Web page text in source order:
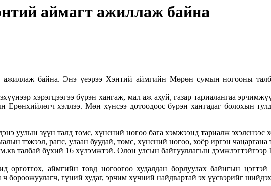
аймагт ажиллаж байна
байна. Энэ үеэрээ Хэнтий аймгийн Мөрөн сумын ногооны
хэрэгцээгээ бүрэн хангаж, мал аж ахуй, газар тариалангаа
хэллээ. Мөн хүнсээ дотоодоос бүрэн хангадаг болохын
уулын зүүн талд төмс, хүнсний ногоо бага хэмжээнд тариалж эхэлснээс
тэжээл, рапс, улаан буудай, төмс, хүнсний ногоо, хоёр иргэн чацаргана
талбай бүхий 16 хүлэмжтэй. Олон улсын байгууллагын
өргөтгөх, аймгийн төвд ногоогоо худалдан борлуулах байнгын
бороожуулагч, гүний худаг, эрчим хүчний найдвартай эх үүсвэрийг